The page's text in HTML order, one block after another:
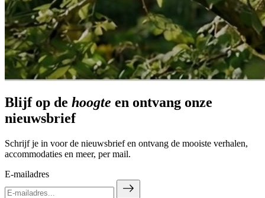
Blijf op de hoogte en ontvang onze
nieuwsbrief
Schrijf je in voor de nieuwsbrief en ontvang de mooiste verhalen,
accommodaties en meer, per mail.
E-mailadres
east